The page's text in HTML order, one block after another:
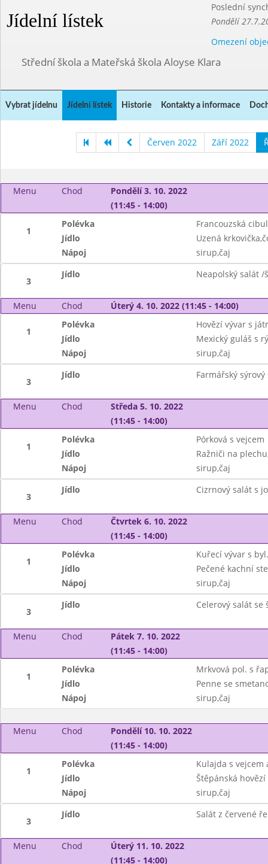
Jídelní lístek
Poslední
Pondělí
Omezení
Střední škola a Mateřská škola Aloyse Klara
Vybrat jídelnu Jídelní lístek Historie Kontakty a informace
Červen 2022 Září 2022
Menu Chod
Pondělí 3. 10. 2022
(11:45 - 14:00)
1
Polévka
Francouzská
Jídlo
Uzená
Nápoj
sirup,čaj
3
Jídlo Neapolský salát
Menu Chod Úterý 4. 10. 2022 (11:45 - 14:00)
1
Polévka
Hovězí vývar s
Jídlo
Mexický guláš s
Nápoj
sirup,čaj
3
Jídlo Farmářský
Menu Chod
Středa 5. 10. 2022
(11:45 - 14:00)
1
Polévka
Pórková s vejcem
Jídlo
Ražniči na
Nápoj
sirup,čaj
3
Jídlo Cizrnový salát s
Menu Chod
Čtvrtek 6. 10. 2022
(11:45 - 14:00)
1
Polévka
Kuřecí vývar s
Jídlo
Pečené kachní
Nápoj
sirup,čaj
3
Jídlo Celerový salát se
Menu Chod
Pátek 7. 10. 2022
(11:45 - 14:00)
1
Polévka
Mrkvová pol. s
Jídlo
Penne se
Nápoj
sirup,čaj
Menu Chod
Pondělí 10. 10. 2022
(11:45 - 14:00)
1
Polévka
Kulajda s
Jídlo
Štěpánská
Nápoj
sirup,čaj
3
Jídlo Salát z červené
Menu Chod
Úterý 11. 10. 2022
(11:45 - 14:00)